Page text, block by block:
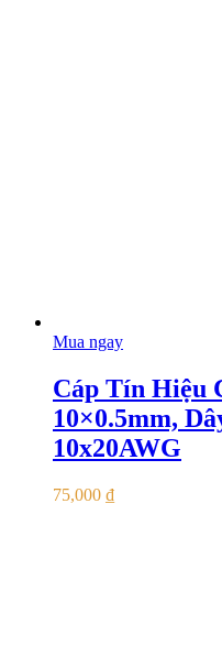
Mua ngay
Cáp Tín Hiệu
10×0.5mm,
10x20AWG
75,000 ₫